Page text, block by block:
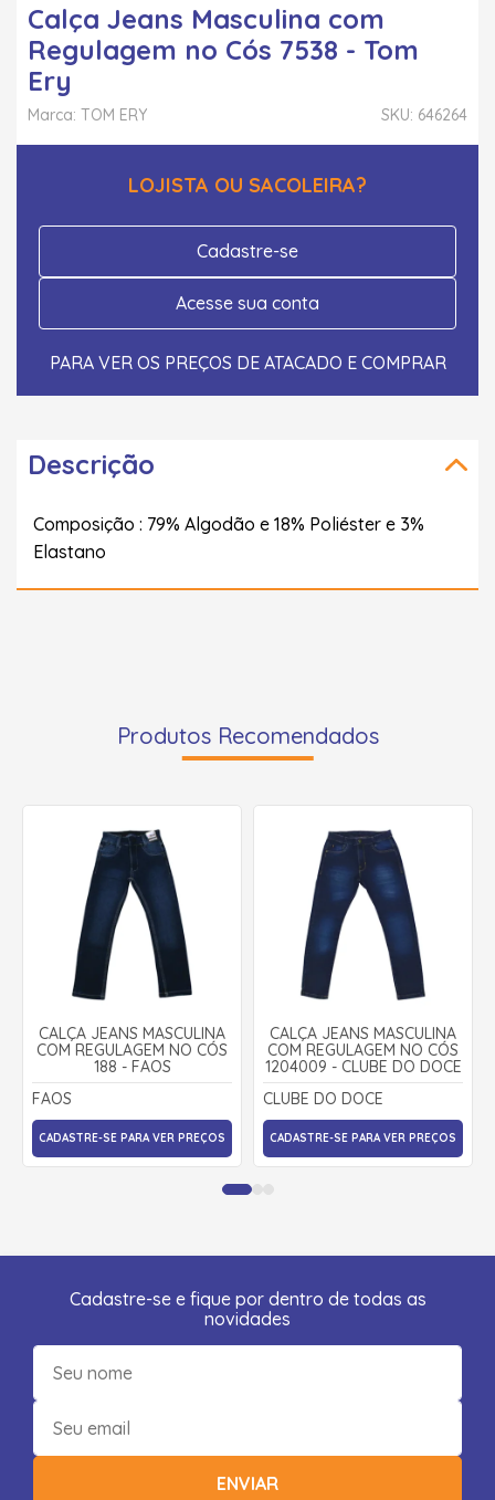
Calça Jeans Masculina com
Regulagem no Cós 7538 - Tom
Ery
SKU: 646264
Marca: TOM ERY
LOJISTA OU SACOLEIRA?
Cadastre-se
Acesse sua conta
PARA VER OS PREÇOS DE ATACADO E COMPRAR
Descrição
Composição : 79% Algodão e 18% Poliéster e 3%
Elastano
Produtos Recomendados
CALÇA JEANS MASCULINA
COM REGULAGEM NO CÓS
188 - FAOS
FAOS
CADASTRE-SE PARA VER PREÇOS
CALÇA JEANS MASCULINA
COM REGULAGEM NO CÓS
1204009 - CLUBE DO DOCE
CLUBE DO DOCE
CADASTRE-SE PARA VER PREÇOS
Cadastre-se e fique por dentro de todas as
novidades
ENVIAR